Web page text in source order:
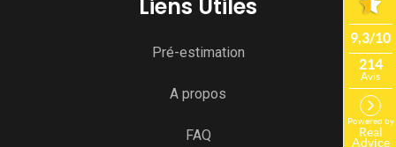
Liens Utiles
Pré-estimation
A propos
FAQ